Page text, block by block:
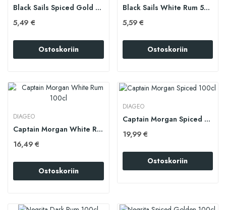
Black Sails Spiced Gold 50cl
5,49 €
Ostoskoriin
Black Sails White Rum 50cl
5,59 €
Ostoskoriin
DIAGEO
Captain Morgan White Rum 100cl
16,49 €
Ostoskoriin
DIAGEO
Captain Morgan Spiced 100cl
19,99 €
Ostoskoriin